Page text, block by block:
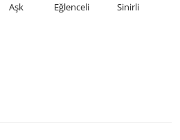
Aşk Eğlenceli Sinirli